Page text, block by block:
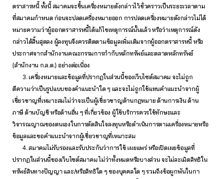
ตราสารหนี้ ทั้งนี้ สมาคมจะขึ้นเครื่องหมายดังกล่าวไว้ชั่วคราวเป็นระยะเวลาตาม
ที่สมาคมกำหนด ก่อนจะปลดเครื่องหมายออก การปลดเครื่องหมายดังกล่าวไม่ได้
หมายความว่าผู้ออกตราสารหนี้ได้แก้ไขเหตุการณ์นั้นแล้ว หรือว่าเหตุการณ์ดัง
กล่าวได้สิ้นสุดลง ผู้ลงทุนจึงควรติดตามข้อมูลเพิ่มเติมจากผู้ออกตราสารหนี้ หรือ
ประกาศจากสำนักงานคณะกรรมการกำกับหลักทรัพย์และตลาดหลักทรัพย์
(สำนักงาน ก.ล.ต.) อย่างต่อเนื่อง
3. เครื่องหมายและข้อมูลที่ปรากฏในส่วนนี้ของเว็บไซต์สมาคม จะไม่ถูก
ตีความว่าเป็นรูปแบบของคำแนะนำใด ๆ และจะไม่ถูกใช้แทนคำแนะนำจากผู้
เชี่ยวชาญที่เหมาะสมไม่ว่าจะเป็นผู้เชี่ยวชาญด้านกฎหมาย ด้านการเงิน ด้าน
ภาษี ด้านบัญชี หรือด้านอื่น ๆ ที่เกี่ยวข้อง ผู้ใช้บริการควรใช้ทักษะและ
วิจารณญาณของตนเองในการตัดสินใจลงทุนหรือดำเนินการตามเครื่องหมายหรือ
ข้อมูลและขอคำแนะนำจากผู้เชี่ยวชาญที่เหมาะสม
4. สมาคมไม่รับรองและรับประกันว่าการใช้ เผยแพร่ หรือเปิดเผยข้อมูลที่
ปรากฏในส่วนนี้ของเว็บไซต์สมาคม ไม่ว่าทั้งหมดหรือบางส่วน จะไม่ละเมิดสิทธิใน
ทรัพย์สินทางปัญญา และ/หรือสิทธิใด ๆ ของบุคคลใด ๆ รวมถึงข้อผูกพันในกา